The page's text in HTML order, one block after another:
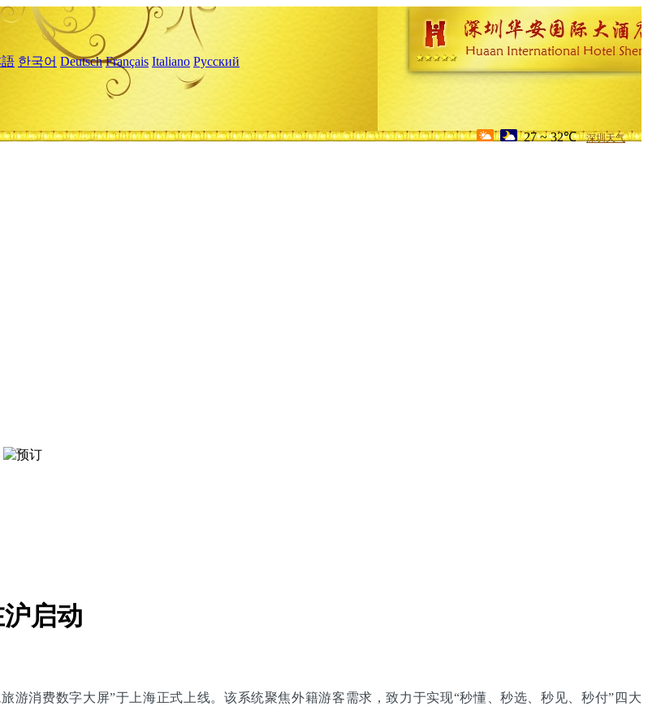
語 한국어 Deutsch Français Italiano Русский
27 ~ 32℃ 深圳天气
启动
消费数字大屏”于上海正式上线。该系统聚焦外籍游客需求，致力于实现“秒懂、秒选、秒见、秒付”四大